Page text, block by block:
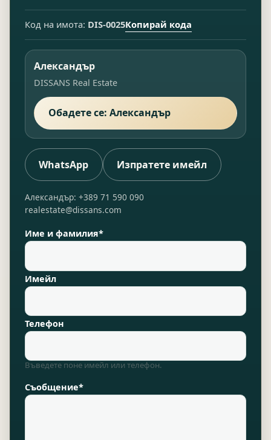
Код на имота: DIS-0025Копирай кода
Александър
DISSANS Real Estate
Обадете се: Александър
WhatsApp Изпратете имейл
Александър: +389 71 590 090
realestate@dissans.com
Име и фамилия*
Имейл
Телефон
Въведете поне имейл или телефон.
Съобщение*